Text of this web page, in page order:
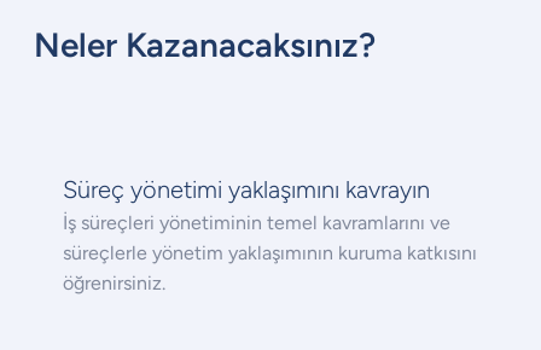
Neler Kazanacaksınız?
Süreç yönetimi yaklaşımını kavrayın
İş süreçleri yönetiminin temel kavramlarını ve
süreçlerle yönetim yaklaşımının kuruma katkısını
öğrenirsiniz.